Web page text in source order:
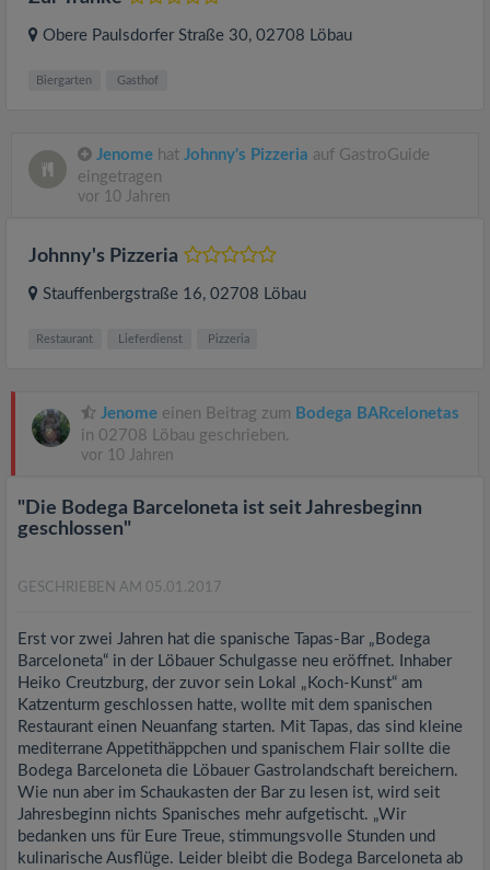
Obere Paulsdorfer Straße 30, 02708 Löbau
Biergarten Gasthof
Jenome hat Johnny's Pizzeria auf GastroGuide
eingetragen
vor 10 Jahren
Johnny's Pizzeria
Stauffenbergstraße 16, 02708 Löbau
Restaurant Lieferdienst Pizzeria
Jenome einen Beitrag zum Bodega BARcelonetas
in 02708 Löbau geschrieben.
vor 10 Jahren
"Die Bodega Barceloneta ist seit Jahresbeginn
geschlossen"
GESCHRIEBEN AM 05.01.2017
Erst vor zwei Jahren hat die spanische Tapas-Bar „Bodega
Barceloneta“ in der Löbauer Schulgasse neu eröffnet. Inhaber
Heiko Creutzburg, der zuvor sein Lokal „Koch-Kunst“ am
Katzenturm geschlossen hatte, wollte mit dem spanischen
Restaurant einen Neuanfang starten. Mit Tapas, das sind kleine
mediterrane Appetithäppchen und spanischem Flair sollte die
Bodega Barceloneta die Löbauer Gastrolandschaft bereichern.
Wie nun aber im Schaukasten der Bar zu lesen ist, wird seit
Jahresbeginn nichts Spanisches mehr aufgetischt. „Wir
bedanken uns für Eure Treue, stimmungsvolle Stunden und
kulinarische Ausflüge. Leider bleibt die Bodega Barceloneta ab